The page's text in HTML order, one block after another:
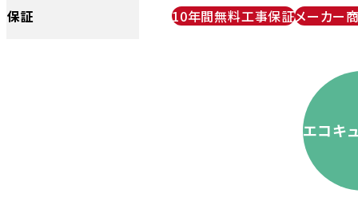
保証 10年間無料工事保証メーカー
エコキ